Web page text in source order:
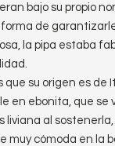
bajo su propio
de
la pipa estaba
que su origen es de
en ebonita, que se
liviana al
muy cómoda en la